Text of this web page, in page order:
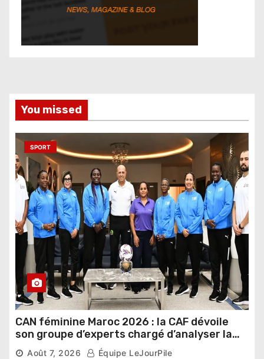
You missed
SPORT
CAN féminine Maroc 2026 : la CAF dévoile
son groupe d’experts chargé d’analyser la
compétition
Août 7, 2026 Équipe LeJourPile